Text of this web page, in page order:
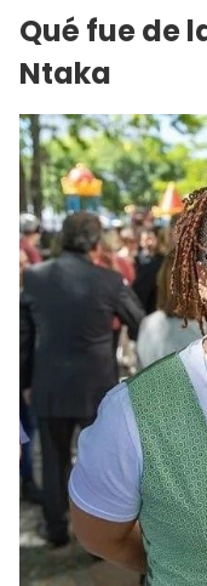
Qué fue de
Ntaka